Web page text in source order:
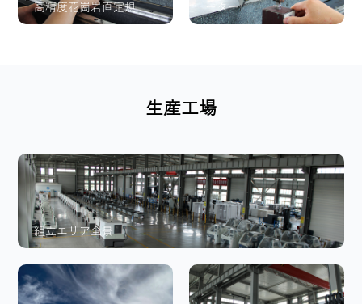
高精度花崗岩直定規 ーター
生産工場
組立エリア全景